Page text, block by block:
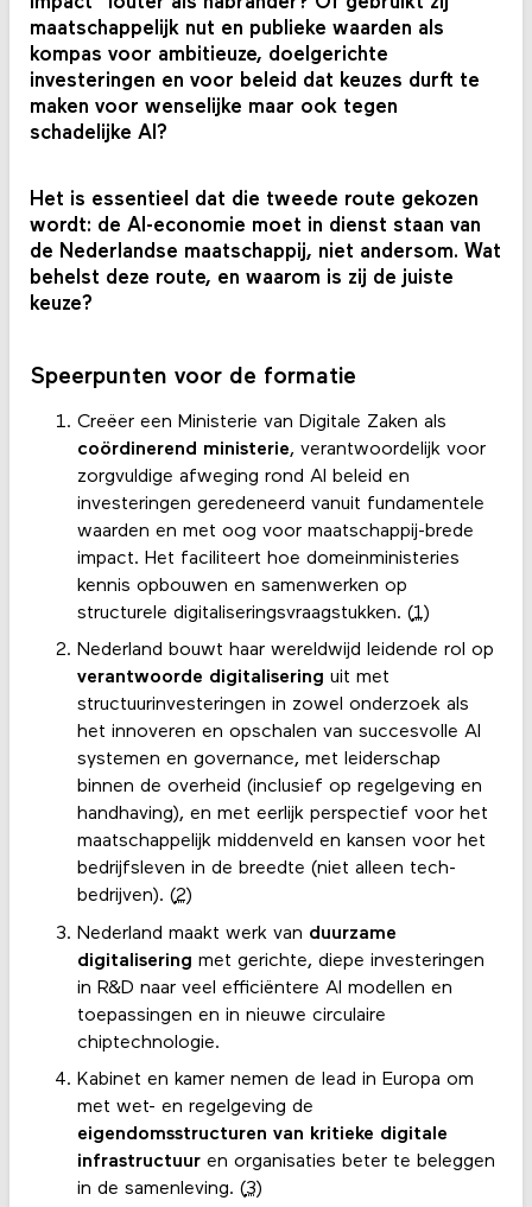
maatschappelijk nut en publieke waarden als
kompas voor ambitieuze, doelgerichte
investeringen en voor beleid dat keuzes durft te
maken voor wenselijke maar ook tegen
schadelijke AI?
Het is essentieel dat die tweede route gekozen
wordt: de AI-economie moet in dienst staan van
de Nederlandse maatschappij, niet andersom. Wat
behelst deze route, en waarom is zij de juiste
keuze?
Speerpunten voor de formatie
Creëer een Ministerie van Digitale Zaken als
coördinerend ministerie, verantwoordelijk voor
zorgvuldige afweging rond AI beleid en
investeringen geredeneerd vanuit fundamentele
waarden en met oog voor maatschappij-brede
impact. Het faciliteert hoe domeinministeries
kennis opbouwen en samenwerken op
structurele digitaliseringsvraagstukken. (1)
Nederland bouwt haar wereldwijd leidende rol op
verantwoorde digitalisering uit met
structuurinvesteringen in zowel onderzoek als
het innoveren en opschalen van succesvolle AI
systemen en governance, met leiderschap
binnen de overheid (inclusief op regelgeving en
handhaving), en met eerlijk perspectief voor het
maatschappelijk middenveld en kansen voor het
bedrijfsleven in de breedte (niet alleen tech-
bedrijven). (2)
Nederland maakt werk van duurzame
digitalisering met gerichte, diepe investeringen
in R&D naar veel efficiëntere AI modellen en
toepassingen en in nieuwe circulaire
chiptechnologie.
Kabinet en kamer nemen de lead in Europa om
met wet- en regelgeving de
eigendomsstructuren van kritieke digitale
infrastructuuren organisaties beter te beleggen
in de samenleving. (3)